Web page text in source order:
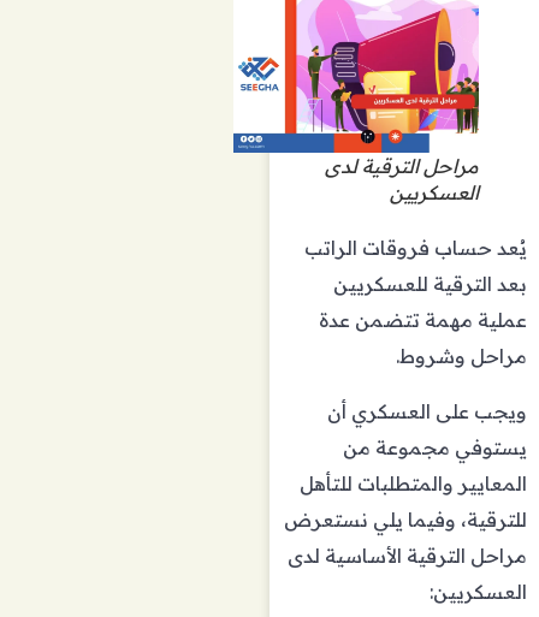
مراحل الترقية لدى
العسكريين
يُعد حساب فروقات الراتب
بعد الترقية للعسكريين
عملية مهمة تتضمن عدة
مراحل وشروط.
ويجب على العسكري أن
يستوفي مجموعة من
المعايير والمتطلبات للتأهل
للترقية، وفيما يلي نستعرض
مراحل الترقية الأساسية لدى
العسكريين: